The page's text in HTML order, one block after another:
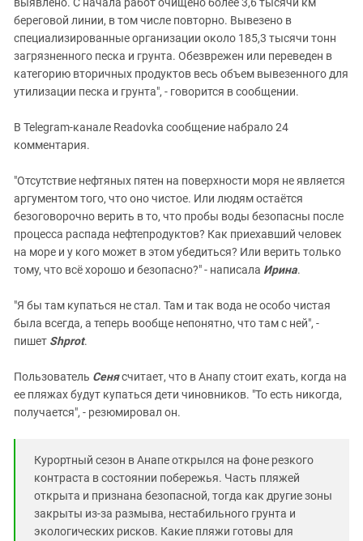
береговой линии, в том числе повторно. Вывезено в
специализированные организации около 185,3 тысячи тонн
загрязненного песка и грунта. Обезврежен или переведен в
категорию вторичных продуктов весь объем вывезенного для
утилизации песка и грунта", - говорится в сообщении.
В Telegram-канале Readovka сообщение набрало 24
комментария.
"Отсутствие нефтяных пятен на поверхности моря не является
аргументом того, что оно чистое. Или людям остаётся
безоговорочно верить в то, что пробы воды безопасны после
процесса распада нефтепродуктов? Как приехавший человек
на море и у кого может в этом убедиться? Или верить только
тому, что всё хорошо и безопасно?" - написала Ирина.
"Я бы там купаться не стал. Там и так вода не особо чистая
была всегда, а теперь вообще непонятно, что там с ней", -
пишет Shprot.
Пользователь Сенясчитает, что в Анапу стоит ехать, когда на
ее пляжах будут купаться дети чиновников. "То есть никогда,
получается", - резюмировал он.
Курортный сезон в Анапе открылся на фоне резкого
контраста в состоянии побережья. Часть пляжей
открыта и признана безопасной, тогда как другие зоны
закрыты из-за размыва, нестабильного грунта и
экологических рисков. Какие пляжи готовы для